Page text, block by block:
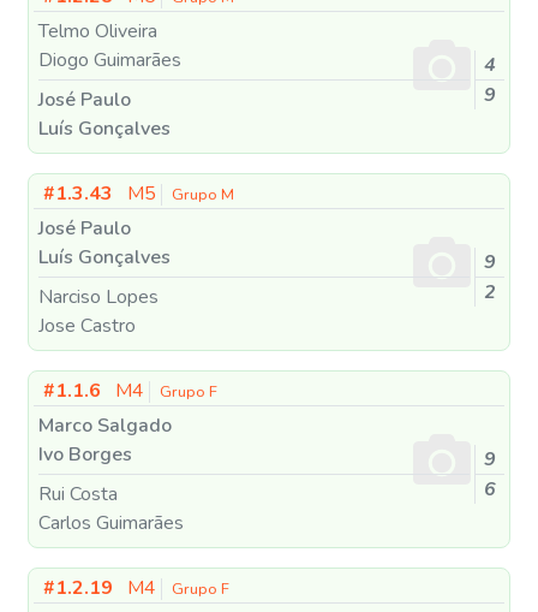
Telmo Oliveira
Diogo Guimarães
José Paulo
Luís Gonçalves
4
9
#1.3.43 M5 Grupo M
José Paulo
Luís Gonçalves
Narciso Lopes
Jose Castro
9
2
#1.1.6 M4 Grupo F
Marco Salgado
Ivo Borges
Rui Costa
Carlos Guimarães
9
6
#1.2.19 M4 Grupo F